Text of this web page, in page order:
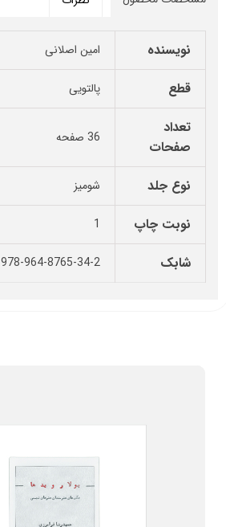
نویسنده امین اصلانی
قطع پالتویی
تعداد
صفحات
36 صفحه
نوع جلد شومیز
نوبت چاپ 1
شابک 978-964-8765-34-2